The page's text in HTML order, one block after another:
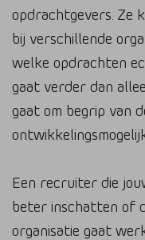
opdrachtgevers. Ze
bij verschillende
welke opdrachten
gaat verder dan
gaat om begrip van
Een recruiter die
beter inschatten of
organisatie gaat